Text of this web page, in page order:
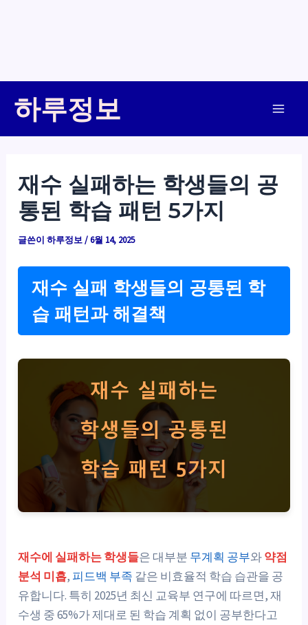
하루정보
재수 실패하는 학생들의 공
통된 학습 패턴 5가지
글쓴이하루정보/6월 14, 2025
재수 실패 학생들의 공통된 학
습 패턴과 해결책
재수에 실패하는 학생들은 대부분 무계획 공부와약점
분석 미흡, 피드백 부족 같은 비효율적 학습 습관을 공
유합니다. 특히 2025년 최신 교육부 연구에 따르면, 재
수생 중 65%가 제대로 된 학습 계획 없이 공부한다고